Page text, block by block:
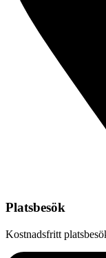
Platsbesök
Kostnadsfritt